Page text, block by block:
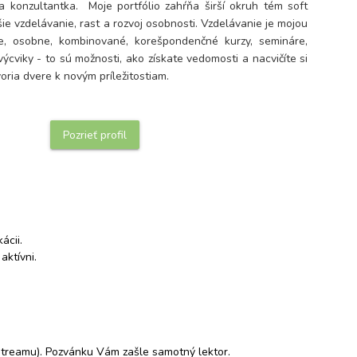
konzultantka.  Moje portfólio zahŕňa širší okruh tém soft
vzdelávanie, rast a rozvoj osobnosti. Vzdelávanie je mojou
osobne, kombinované, korešpondenčné kurzy, semináre,
- to sú možnosti, ako získate vedomosti a nacvičíte si
dvere k novým príležitostiam.
Pozrieť profil
Pozvánku Vám zašle samotný lektor.